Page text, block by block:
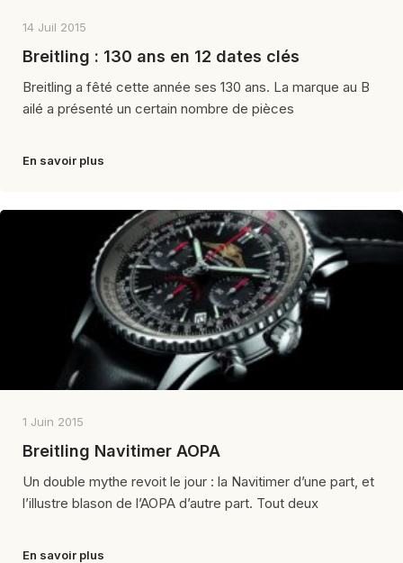
14 Juil 2015
Breitling : 130 ans en 12 dates clés
Breitling a fêté cette année ses 130 ans. La marque au B
ailé a présenté un certain nombre de pièces
En savoir plus
1 Juin 2015
Breitling Navitimer AOPA
Un double mythe revoit le jour : la Navitimer d’une part, et
l’illustre blason de l’AOPA d’autre part. Tout deux
En savoir plus